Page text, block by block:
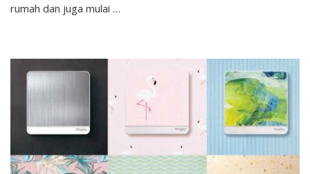
rumah dan juga mulai …